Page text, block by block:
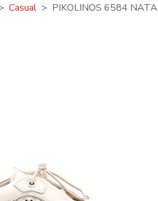
Casual PIKOLINOS 6584 NATA